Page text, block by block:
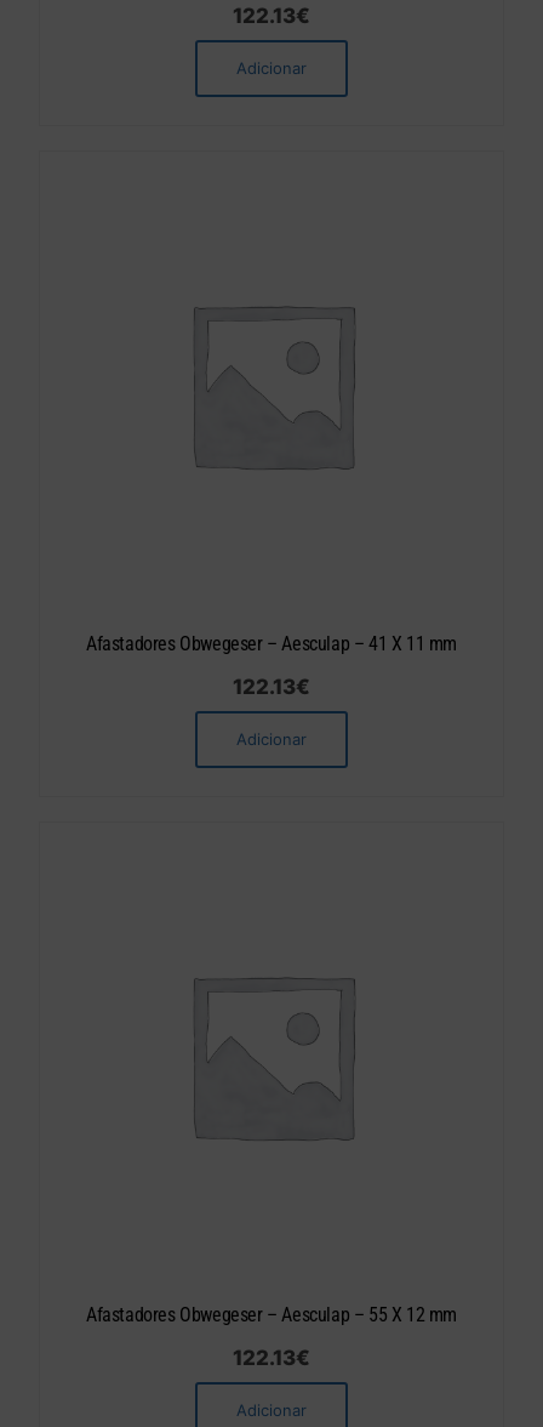
122.13€
Adicionar
Afastadores Obwegeser – Aesculap – 41 X 11 mm
122.13€
Adicionar
Afastadores Obwegeser – Aesculap – 55 X 12 mm
122.13€
Adicionar